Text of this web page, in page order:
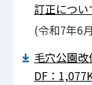
訂正につい
(令和7年6
毛穴公園
DF：